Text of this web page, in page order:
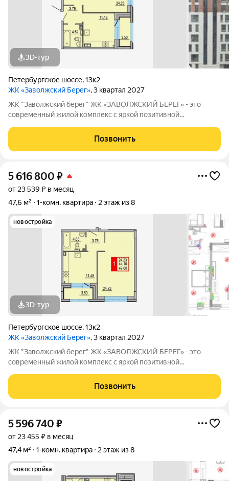
3D-тур
Петербургское шоссе,13к2
ЖК «Заволжский Берег», 3 квартал 2027
ЖК "Заволжский берег" ЖК «ЗАВОЛЖСКИЙ БЕРЕГ» - это
современный жилой комплекс с яркой позитивной
состоящий из пятнадцати 8-этажных секций, которые
образуют три полузамкнутых двора с раскрытием
Позвонить
5 616 800 ₽
от 23 539 ₽ в месяц
47,6 м²
1-комн. квартира 2 этаж из 8
новостройка
3D-тур
Петербургское шоссе,13к2
ЖК «Заволжский Берег», 3 квартал 2027
ЖК "Заволжский берег" ЖК «ЗАВОЛЖСКИЙ БЕРЕГ» - это
современный жилой комплекс с яркой позитивной
состоящий из пятнадцати 8-этажных секций, которые
образуют три полузамкнутых двора с раскрытием
Позвонить
5 596 740 ₽
от 23 455 ₽ в месяц
47,4 м²
1-комн. квартира 2 этаж из 8
новостройка